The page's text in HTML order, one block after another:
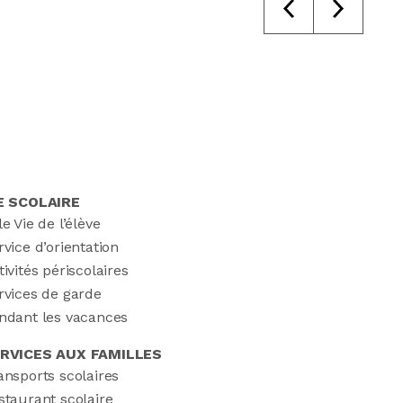
volume.
SCOLAIRE
Vie de l’élève
d’orientation
périscolaires
de garde
les vacances
AUX FAMILLES
scolaires
scolaire